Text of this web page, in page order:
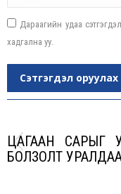
Дараагийн удаа
хадгална уу.
Сэтгэгдэл оруулах
ЦАГААН САРЫГ
БОЛЗОЛТ